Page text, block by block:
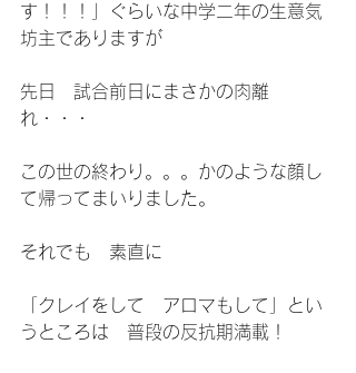
す！！！」ぐらいな中学二年の生意気
坊主でありますが
先日　試合前日にまさかの肉離
れ・・・
この世の終わり。。。かのような顔し
て帰ってまいりました。
それでも　素直に
「クレイをして　アロマもして」とい
うところは　普段の反抗期満載！